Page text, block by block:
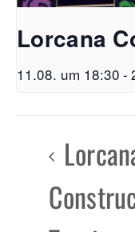
Lorcana
11.08. um 18:30 -